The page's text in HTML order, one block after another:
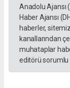
Anadolu Ajansı
Haber Ajansı
haberler,
kanallarından
muhataplar
editörü